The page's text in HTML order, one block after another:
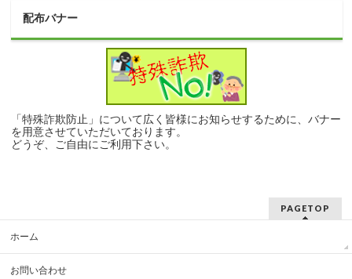
配布バナー
「特殊詐欺防止」について広く皆様にお知らせするために、バナー
を用意させていただいております。
どうぞ、ご自由にご利用下さい。
PAGETOP
ホーム
お問い合わせ